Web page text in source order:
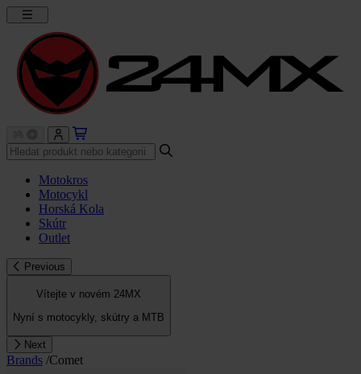
Motokros
Motocykl
Horská Kola
Skútr
Outlet
Previous
Vítejte v novém 24MX
Nyní s motocykly, skútry a MTB
Next
Brands /Comet